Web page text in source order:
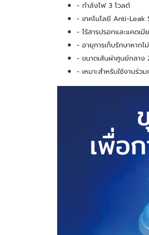
- กำลังไฟ 3 โวลต์
- เทคโนโลยี Anti-Leak
- ไร้สารปรอทและแคดเ
- อายุการเก็บรักษาหาก
- ขนาดเส้นผ่าศูนย์กลา
- เหมาะสำหรับใช้งานร่